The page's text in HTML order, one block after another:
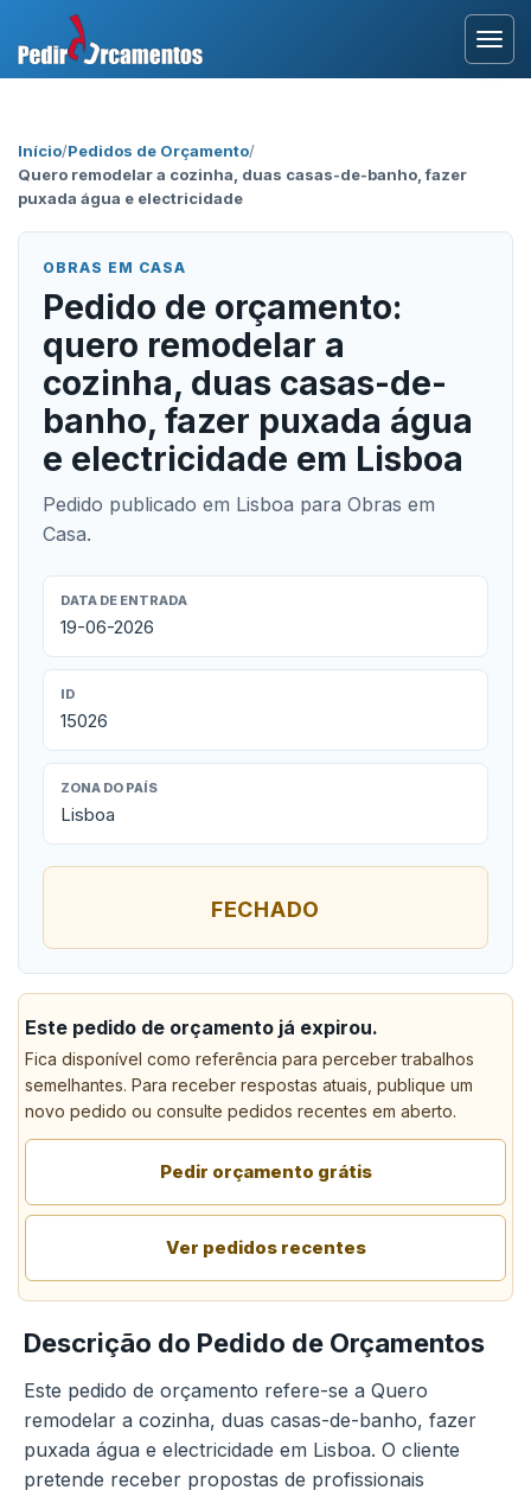
Início/Pedidos de Orçamento/
Quero remodelar a cozinha, duas casas-de-banho, fazer
puxada água e electricidade
OBRAS EM CASA
Pedido de orçamento:
quero remodelar a
cozinha, duas casas-de-
banho, fazer puxada água
e electricidade em Lisboa
Pedido publicado em Lisboa para Obras em
Casa.
DATA DE ENTRADA
19-06-2026
ID
15026
ZONA DO PAÍS
Lisboa
FECHADO
Este pedido de orçamento já expirou.
Fica disponível como referência para perceber trabalhos
semelhantes. Para receber respostas atuais, publique um
novo pedido ou consulte pedidos recentes em aberto.
Pedir orçamento grátis
Ver pedidos recentes
Descrição do Pedido de Orçamentos
Este pedido de orçamento refere-se a Quero
remodelar a cozinha, duas casas-de-banho, fazer
puxada água e electricidade em Lisboa. O cliente
pretende receber propostas de profissionais
Área Profissional
Testemunhos